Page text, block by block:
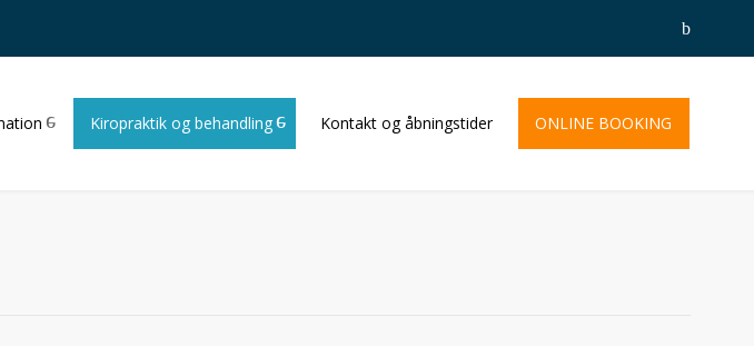
Kiropraktik og behandling Kontakt og åbningstider ONLINE BOOKING